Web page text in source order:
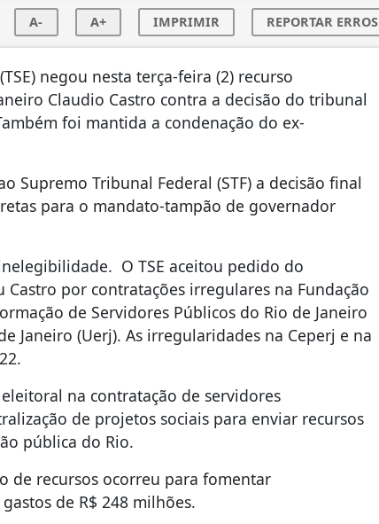
A- A+ IMPRIMIR REPORTAR ERROS
negou nesta terça-feira (2) recurso
Claudio Castro contra a decisão do tribunal
foi mantida a condenação do ex-
Supremo Tribunal Federal (STF) a decisão final
para o mandato-tampão de governador
O TSE aceitou pedido do
por contratações irregulares na Fundação
de Servidores Públicos do Rio de Janeiro
Janeiro (Uerj). As irregularidades na Ceperj e na
na contratação de servidores
de projetos sociais para enviar recursos
pública do Rio.
de recursos ocorreu para fomentar
de R$ 248 milhões.